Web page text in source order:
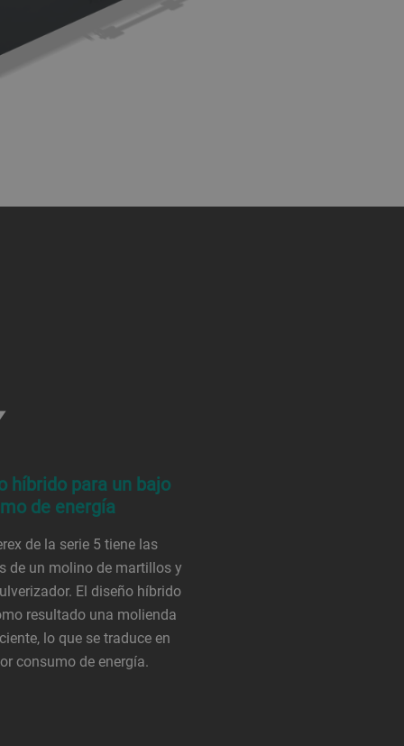
híbrido para un bajo
de energía
de la serie 5 tiene las
de un molino de martillos y
El diseño híbrido
resultado una molienda
lo que se traduce en
consumo de energía.